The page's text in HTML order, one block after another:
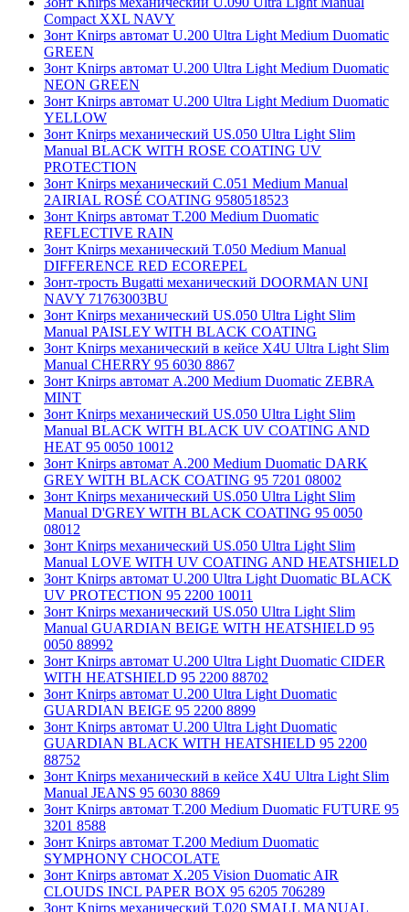
Compact XXL NAVY
Зонт Knirps автомат U.200 Ultra Light Medium Duomatic
GREEN
Зонт Knirps автомат U.200 Ultra Light Medium Duomatic
NEON GREEN
Зонт Knirps автомат U.200 Ultra Light Medium Duomatic
YELLOW
Зонт Knirps механический US.050 Ultra Light Slim
Manual BLACK WITH ROSE COATING UV
PROTECTION
Зонт Knirps механический C.051 Medium Manual
2AIRIAL ROSÉ COATING 9580518523
Зонт Knirps автомат T.200 Medium Duomatic
REFLECTIVE RAIN
Зонт Knirps механический T.050 Medium Manual
DIFFERENCE RED ECOREPEL
Зонт-трость Bugatti механический DOORMAN UNI
NAVY 71763003BU
Зонт Knirps механический US.050 Ultra Light Slim
Manual PAISLEY WITH BLACK COATING
Зонт Knirps механический в кейсе X4U Ultra Light Slim
Manual CHERRY 95 6030 8867
Зонт Knirps автомат A.200 Medium Duomatic ZEBRA
MINT
Зонт Knirps механический US.050 Ultra Light Slim
Manual BLACK WITH BLACK UV COATING AND
HEAT 95 0050 10012
Зонт Knirps автомат A.200 Medium Duomatic DARK
GREY WITH BLACK COATING 95 7201 08002
Зонт Knirps механический US.050 Ultra Light Slim
Manual D'GREY WITH BLACK COATING 95 0050
08012
Зонт Knirps механический US.050 Ultra Light Slim
Manual LOVE WITH UV COATING AND HEATSHIELD
Зонт Knirps автомат U.200 Ultra Light Duomatic BLACK
UV PROTECTION 95 2200 10011
Зонт Knirps механический US.050 Ultra Light Slim
Manual GUARDIAN BEIGE WITH HEATSHIELD 95
0050 88992
Зонт Knirps автомат U.200 Ultra Light Duomatic CIDER
WITH HEATSHIELD 95 2200 88702
Зонт Knirps автомат U.200 Ultra Light Duomatic
GUARDIAN BEIGE 95 2200 8899
Зонт Knirps автомат U.200 Ultra Light Duomatic
GUARDIAN BLACK WITH HEATSHIELD 95 2200
88752
Зонт Knirps механический в кейсе X4U Ultra Light Slim
Manual JEANS 95 6030 8869
Зонт Knirps автомат T.200 Medium Duomatic FUTURE 95
3201 8588
Зонт Knirps автомат T.200 Medium Duomatic
SYMPHONY CHOCOLATE
Зонт Knirps автомат X.205 Vision Duomatic AIR
CLOUDS INCL PAPER BOX 95 6205 706289
Зонт Knirps механический T.020 SMALL MANUAL